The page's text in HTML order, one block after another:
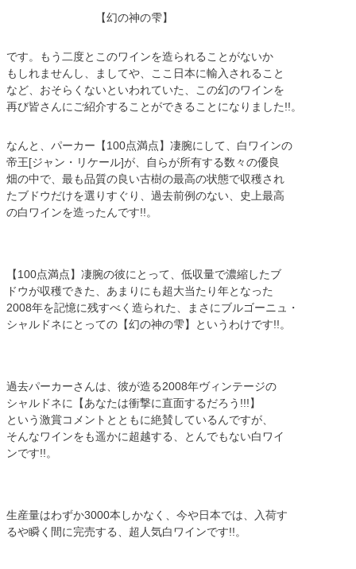
【幻の神の雫】
です。もう二度とこのワインを造られることがないか
もしれませんし、ましてや、ここ日本に輸入されること
など、おそらくないといわれていた、この幻のワインを
再び皆さんにご紹介することができることになりました!!。
なんと、パーカー【100点満点】凄腕にして、白ワインの
帝王[ジャン・リケール]が、自らが所有する数々の優良
畑の中で、最も品質の良い古樹の最高の状態で収穫され
たブドウだけを選りすぐり、過去前例のない、史上最高
の白ワインを造ったんです!!。
【100点満点】凄腕の彼にとって、低収量で濃縮したブ
ドウが収穫できた、あまりにも超大当たり年となった
2008年を記憶に残すべく造られた、まさにブルゴーニュ・
シャルドネにとっての【幻の神の雫】というわけです!!。
過去パーカーさんは、彼が造る2008年ヴィンテージの
シャルドネに【あなたは衝撃に直面するだろう!!!】
という激賞コメントとともに絶賛しているんですが、
そんなワインをも遥かに超越する、とんでもない白ワイ
ンです!!。
生産量はわずか3000本しかなく、今や日本では、入荷す
るや瞬く間に完売する、超人気白ワインです!!。